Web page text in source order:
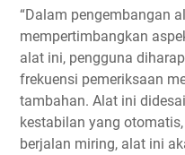
“Dalam pengembangan
mempertimbangkan
alat ini, pengguna
frekuensi pemeriksaan
tambahan. Alat ini
kestabilan yang
berjalan miring, alat ini